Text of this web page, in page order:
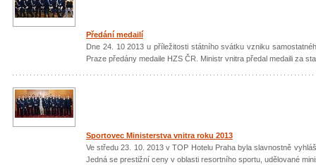
Předání medailí
Dne 24. 10 2013 u příležitosti státního svátku vzniku
Praze předány medaile HZS ČR. Ministr vnitra předal medaili za
Sportovec Ministerstva vnitra roku 2013
Ve středu 23. 10. 2013 v TOP Hotelu Praha byla slavnostně
Jedná se prestižní ceny v oblasti resortního sportu, udělované